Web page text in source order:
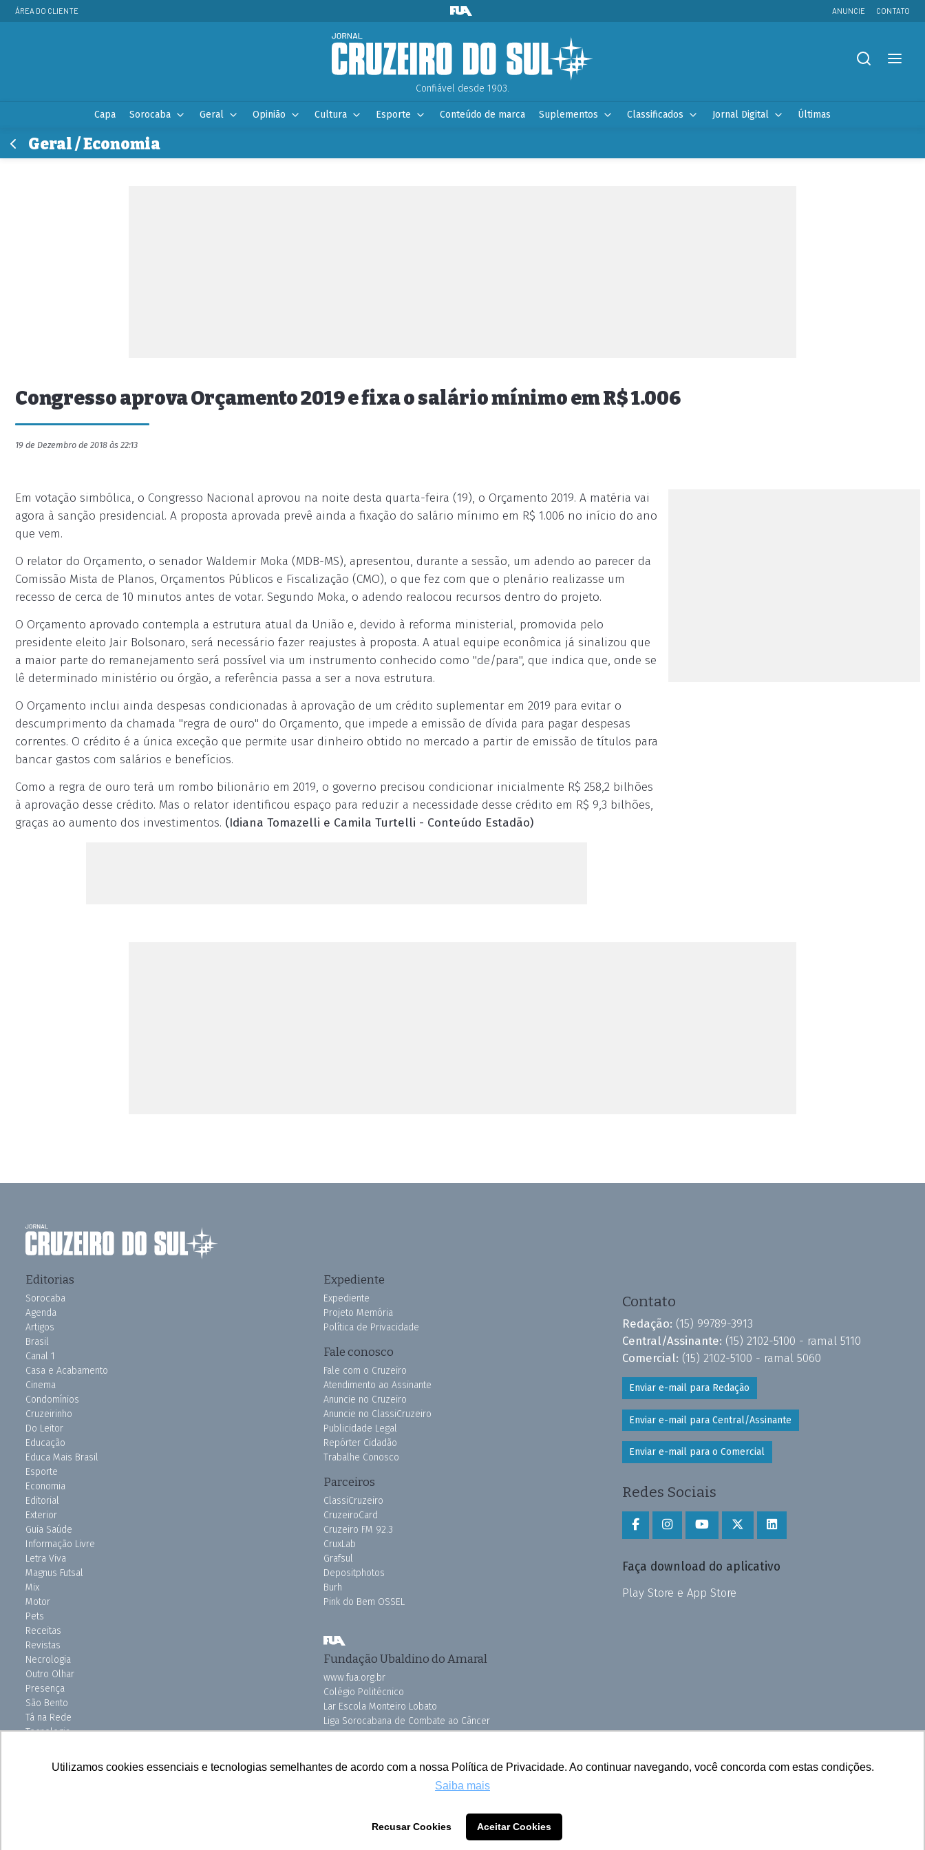
Utilizamos cookies essenciais e tecnologias semelhantes de acordo com a nossa Política de Privacidade. Ao continuar navegando, você concorda com estas condições.
Saiba mais
Recusar Cookies Aceitar Cookies
ÁREA DO CLIENTE ANUNCIE CONTATO
Confiável desde 1903.
Capa Sorocaba Geral Opinião Cultura Esporte Conteúdo de marca Suplementos Classificados Jornal Digital Últimas
Geral / Economia
Congresso aprova Orçamento 2019 e fixa o salário mínimo em R$ 1.006
19 de Dezembro de 2018 às 22:13
Em votação simbólica, o Congresso Nacional aprovou na noite desta quarta-feira (19), o Orçamento 2019. A matéria vai
agora à sanção presidencial. A proposta aprovada prevê ainda a fixação do salário mínimo em R$ 1.006 no início do ano
que vem.
O relator do Orçamento, o senador Waldemir Moka (MDB-MS), apresentou, durante a sessão, um adendo ao parecer da
Comissão Mista de Planos, Orçamentos Públicos e Fiscalização (CMO), o que fez com que o plenário realizasse um
recesso de cerca de 10 minutos antes de votar. Segundo Moka, o adendo realocou recursos dentro do projeto.
O Orçamento aprovado contempla a estrutura atual da União e, devido à reforma ministerial, promovida pelo
presidente eleito Jair Bolsonaro, será necessário fazer reajustes à proposta. A atual equipe econômica já sinalizou que
a maior parte do remanejamento será possível via um instrumento conhecido como "de/para", que indica que, onde se
lê determinado ministério ou órgão, a referência passa a ser a nova estrutura.
O Orçamento inclui ainda despesas condicionadas à aprovação de um crédito suplementar em 2019 para evitar o
descumprimento da chamada "regra de ouro" do Orçamento, que impede a emissão de dívida para pagar despesas
correntes. O crédito é a única exceção que permite usar dinheiro obtido no mercado a partir de emissão de títulos para
bancar gastos com salários e benefícios.
Como a regra de ouro terá um rombo bilionário em 2019, o governo precisou condicionar inicialmente R$ 258,2 bilhões
à aprovação desse crédito. Mas o relator identificou espaço para reduzir a necessidade desse crédito em R$ 9,3 bilhões,
graças ao aumento dos investimentos. (Idiana Tomazelli e Camila Turtelli - Conteúdo Estadão)
Editorias
Sorocaba
Agenda
Artigos
Brasil
Canal 1
Casa e Acabamento
Cinema
Condomínios
Cruzeirinho
Do Leitor
Educação
Educa Mais Brasil
Esporte
Economia
Editorial
Exterior
Guia Saúde
Informação Livre
Letra Viva
Magnus Futsal
Mix
Motor
Pets
Receitas
Revistas
Necrologia
Outro Olhar
Presença
São Bento
Tá na Rede
Tecnologia
Uniso Ciência
Expediente
Expediente
Projeto Memória
Política de Privacidade
Fale conosco
Fale com o Cruzeiro
Atendimento ao Assinante
Anuncie no Cruzeiro
Anuncie no ClassiCruzeiro
Publicidade Legal
Repórter Cidadão
Trabalhe Conosco
Parceiros
ClassiCruzeiro
CruzeiroCard
Cruzeiro FM 92.3
CruxLab
Grafsul
Depositphotos
Burh
Pink do Bem OSSEL
Fundação Ubaldino do Amaral
www.fua.org.br
Colégio Politécnico
Lar Escola Monteiro Lobato
Liga Sorocabana de Combate ao Câncer
Vila dos Velhinhos
Contato
Redação: (15) 99789-3913
Central/Assinante: (15) 2102-5100 - ramal 5110
Comercial: (15) 2102-5100 - ramal 5060
Enviar e-mail para Redação
Enviar e-mail para Central/Assinante
Enviar e-mail para o Comercial
Redes Sociais
Faça download do aplicativo
Play Store e App Store
Todos os direitos reservados © 2025 Cruzeiro do Sul